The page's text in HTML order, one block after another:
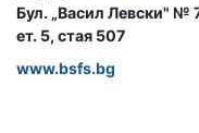
Бул. „Васил Левски" №
ет. 5, стая 507
www.bsfs.bg